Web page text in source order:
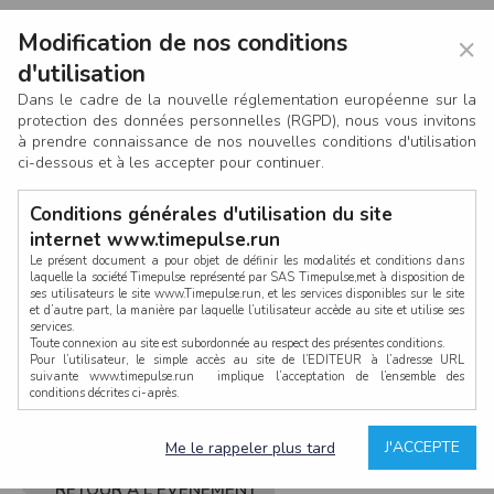
CONNEXION
RETOUR À L'ÉVÈNEMENT
×
Modification de nos conditions
d'utilisation
Dans le cadre de la nouvelle réglementation européenne sur la
protection des données personnelles (RGPD), nous vous invitons
à prendre connaissance de nos nouvelles conditions d'utilisation
ci-dessous et à les accepter pour continuer.
Conditions générales d'utilisation du site
internet www.timepulse.run
Le présent document a pour objet de définir les modalités et conditions dans
laquelle la société Timepulse représenté par SAS Timepulse,met à disposition de
ses utilisateurs le site www.Timepulse.run, et les services disponibles sur le site
et d’autre part, la manière par laquelle l’utilisateur accède au site et utilise ses
services.
Toute connexion au site est subordonnée au respect des présentes conditions.
Pour l’utilisateur, le simple accès au site de l’EDITEUR à l’adresse URL
suivante www.timepulse.run implique l’acceptation de l’ensemble des
conditions décrites ci-après.
La structure générale du site www.timepulse.run, par quelque procédé que ce
soit, sans l'autorisation préalable et par écrit de Fourcherot Mickael et/ou de ses
J'ACCEPTE
Me le rappeler plus tard